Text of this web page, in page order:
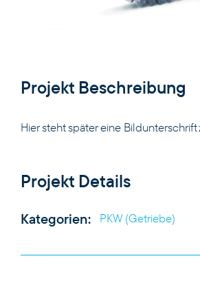
PRODUKTE
UNTERNEHMEN
Projekt Beschreibung
Hier steht später eine Bildunterschrift
Projekt Details
Kategorien: PKW (Getriebe)